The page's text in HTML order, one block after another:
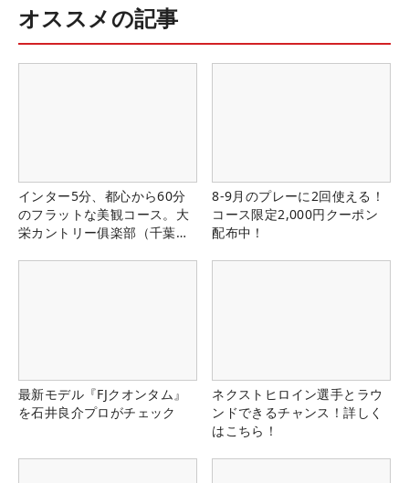
オススメの記事
インター5分、都心から60分
のフラットな美観コース。大
栄カントリー俱楽部（千葉
8-9月のプレーに2回使える！
コース限定2,000円クーポン
配布中！
最新モデル『FJクオンタム』
を石井良介プロがチェック
ネクストヒロイン選手とラウ
ンドできるチャンス！詳しく
はこちら！